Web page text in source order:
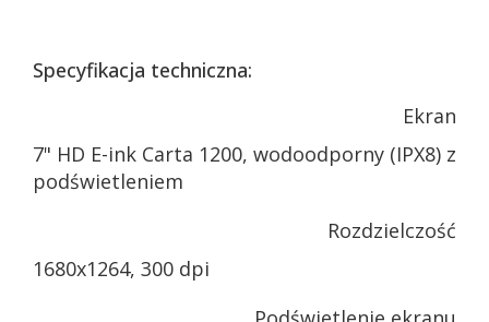
Specyfikacja techniczna:
Ekran
7" HD E-ink Carta 1200, wodoodporny (IPX8) z
podświetleniem
Rozdzielczość
1680x1264, 300 dpi